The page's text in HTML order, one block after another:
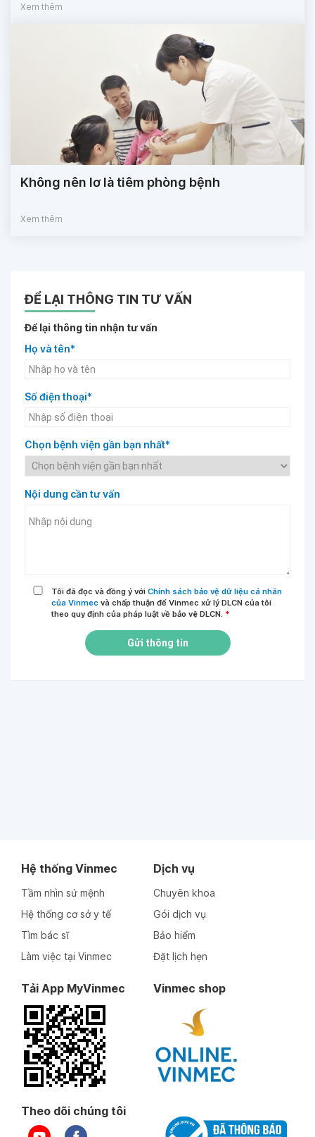
Xem thêm
Không nên lơ là tiêm phòng bệnh
Xem thêm
ĐỂ LẠI THÔNG TIN TƯ VẤN
Để lại thông tin nhận tư vấn
Họ và tên*
Số điện thoại*
Chọn bệnh viện gần bạn nhất*
Nội dung cần tư vấn
Tôi đã đọc và đồng ý với Chính sách bảo vệ dữ liệu cá nhân
của Vinmec và chấp thuận để Vinmec xử lý DLCN của tôi
theo quy định của pháp luật về bảo vệ DLCN. *
Gửi thông tin
Hệ thống Vinmec
Tầm nhìn sứ mệnh
Hệ thống cơ sở y tế
Tìm bác sĩ
Làm việc tại Vinmec
Dịch vụ
Chuyên khoa
Gói dịch vụ
Bảo hiểm
Đặt lịch hẹn
Tải App MyVinmec Vinmec shop
Theo dõi chúng tôi